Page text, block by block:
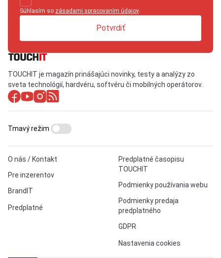
Súhlasím so zásadami spracovaním údajov.
Potvrdiť
TOUCHIT je magazín prinášajúci novinky, testy a analýzy zo
sveta technológií, hardvéru, softvéru či mobilných operátorov.
O nás / Kontakt
Pre inzerentov
BrandIT
Predplatné
Predplatné časopisu
TOUCHIT
Podmienky používania webu
Podmienky predaja
predplatného
GDPR
Nastavenia cookies
Tmavý režim